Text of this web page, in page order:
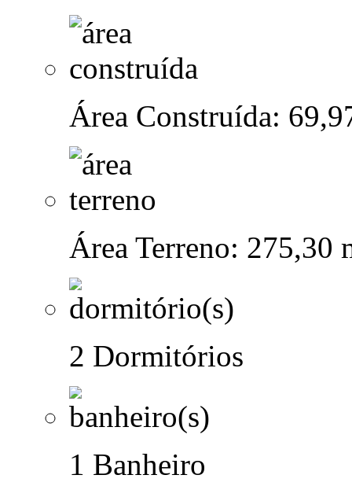
Área Construída:
Área Terreno: 275,30
2 Dormitórios
1 Banheiro